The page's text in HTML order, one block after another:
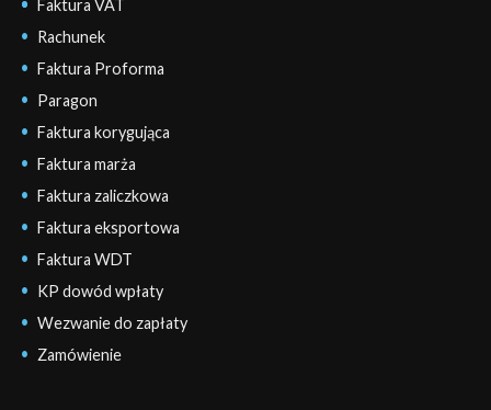
Faktura VAT
Rachunek
Faktura Proforma
Paragon
Faktura korygująca
Faktura marża
Faktura zaliczkowa
Faktura eksportowa
Faktura WDT
KP dowód wpłaty
Wezwanie do zapłaty
Zamówienie